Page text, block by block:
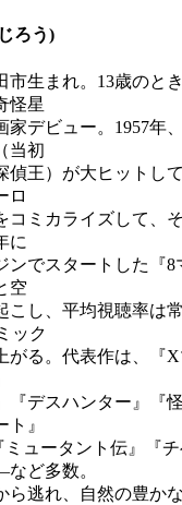
ろう)
市生まれ。13歳のと
怪星
家デビュー。1957年
当初
偵王）が大ヒットし
ロ
コミカライズして、
に
ンでスタートした『8
空
こし、平均視聴率は
ック
がる。代表作は、『
『デスハンター』『
』
ミュータント伝』『チ
ど多数。
ら逃れ、自然の豊か